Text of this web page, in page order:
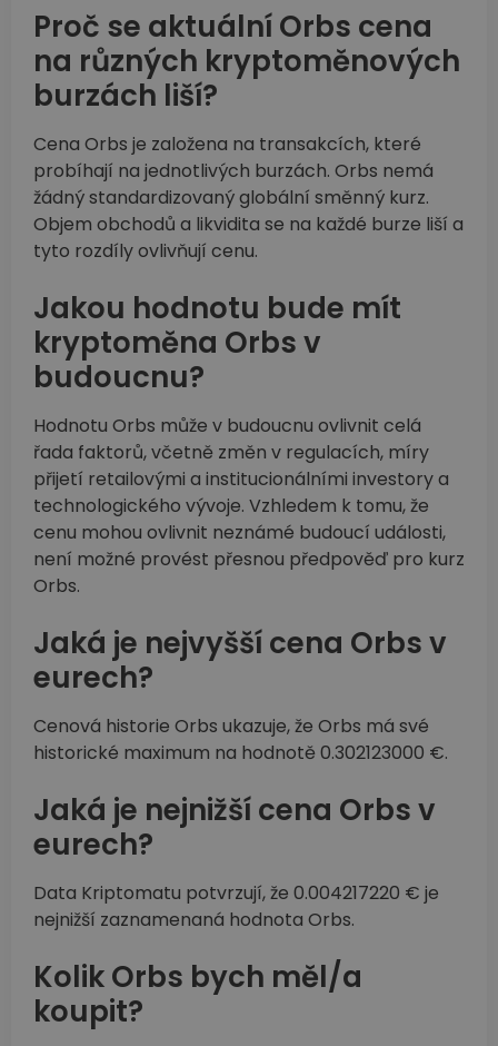
Proč se aktuální Orbs cena
na různých kryptoměnových
burzách liší?
Cena Orbs je založena na transakcích, které
probíhají na jednotlivých burzách. Orbs nemá
žádný standardizovaný globální směnný kurz.
Objem obchodů a likvidita se na každé burze liší a
tyto rozdíly ovlivňují cenu.
Jakou hodnotu bude mít
kryptoměna Orbs v
budoucnu?
Hodnotu Orbs může v budoucnu ovlivnit celá
řada faktorů, včetně změn v regulacích, míry
přijetí retailovými a institucionálními investory a
technologického vývoje. Vzhledem k tomu, že
cenu mohou ovlivnit neznámé budoucí události,
není možné provést přesnou předpověď pro kurz
Orbs.
Jaká je nejvyšší cena Orbs v
eurech?
Cenová historie Orbs ukazuje, že Orbs má své
historické maximum na hodnotě 0.302123000 €.
Jaká je nejnižší cena Orbs v
eurech?
Data Kriptomatu potvrzují, že 0.004217220 € je
nejnižší zaznamenaná hodnota Orbs.
Kolik Orbs bych měl/a
koupit?